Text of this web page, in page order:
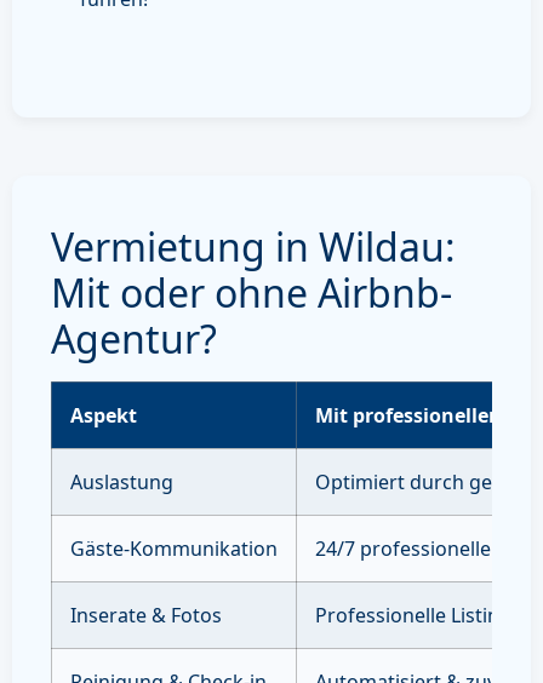
Vermietung in Wildau:
Mit oder ohne Airbnb-
Agentur?
Aspekt Mit professioneller
Auslastung Optimiert durch
Gäste-Kommunikation 24/7 professioneller
Inserate & Fotos Professionelle Listings